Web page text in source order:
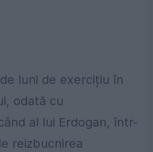
luni de exercițiu în
odată cu
al lui Erdogan, într-
reizbucnirea